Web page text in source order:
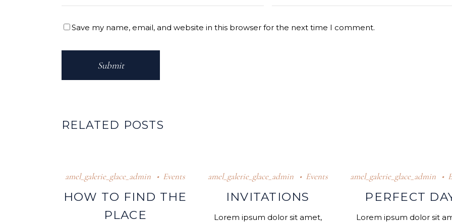
Save my name, email, and website in this browser for the next time I comment.
Submit
RELATED POSTS
amel_galerie_glace_admin Events
HOW TO FIND THE
PLACE
amel_galerie_glace_admin Events
INVITATIONS
Lorem ipsum dolor sit amet,
amel_galerie_glace_admin
PERFECT
Lorem ipsum dolor sit